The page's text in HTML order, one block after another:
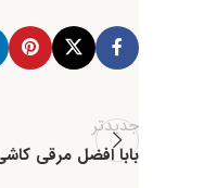
جدیدتر
بابا افضل مرقی